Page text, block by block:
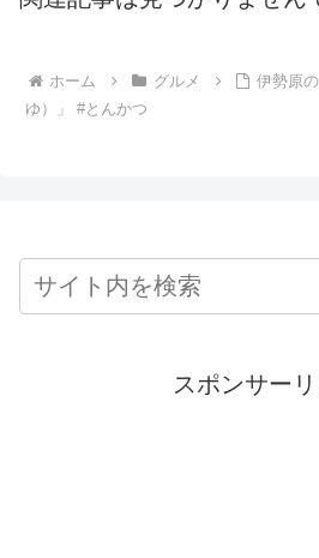
ホーム グルメ
伊勢原
ゆ）」 #とんかつ
スポンサー